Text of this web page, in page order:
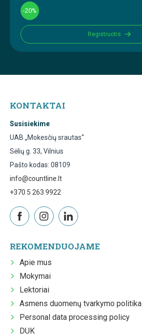
-20%
Registruotis
KONTAKTAI
Susisiekime
UAB „Mokesčių srautas“
Sėlių g. 33, Vilnius
Pašto kodas: 08109
info@countline.lt
+370 5 263 9922
REKOMENDUOJAME
Apie mus
Mokymai
Lektoriai
Asmens duomenų tvarkymo politika
Personal data processing policy
DUK